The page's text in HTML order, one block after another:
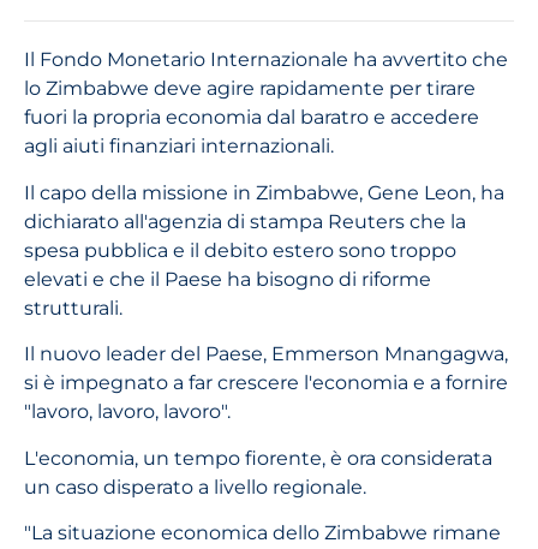
Il Fondo Monetario Internazionale ha avvertito che
lo Zimbabwe deve agire rapidamente per tirare
fuori la propria economia dal baratro e accedere
agli aiuti finanziari internazionali.
Il capo della missione in Zimbabwe, Gene Leon, ha
dichiarato all'agenzia di stampa Reuters che la
spesa pubblica e il debito estero sono troppo
elevati e che il Paese ha bisogno di riforme
strutturali.
Il nuovo leader del Paese, Emmerson Mnangagwa,
si è impegnato a far crescere l'economia e a fornire
"lavoro, lavoro, lavoro".
L'economia, un tempo fiorente, è ora considerata
un caso disperato a livello regionale.
"La situazione economica dello Zimbabwe rimane